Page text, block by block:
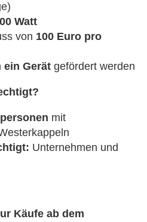
Watt
von 100 Euro pro
ein Gerät gefördert werden
mit
Unternehmen und
Käufe ab dem